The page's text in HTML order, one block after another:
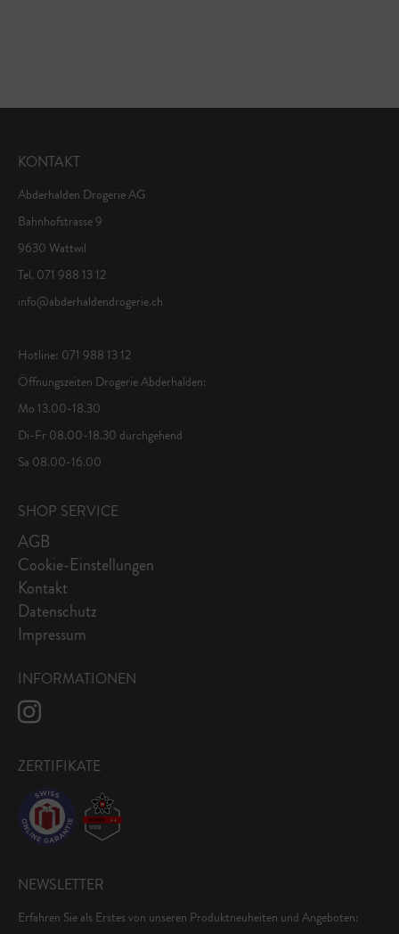
KONTAKT
Abderhalden Drogerie AG
Bahnhofstrasse 9
9630 Wattwil
Tel. 071 988 13 12
info@abderhaldendrogerie.ch
Hotline: 071 988 13 12
Öffnungszeiten Drogerie Abderhalden:
Mo 13.00-18.30
Di-Fr 08.00-18.30 durchgehend
Sa 08.00-16.00
SHOP SERVICE
AGB
Cookie-Einstellungen
Kontakt
Datenschutz
Impressum
INFORMATIONEN
ZERTIFIKATE
NEWSLETTER
Erfahren Sie als Erstes von unseren Produktneuheiten und Angeboten: